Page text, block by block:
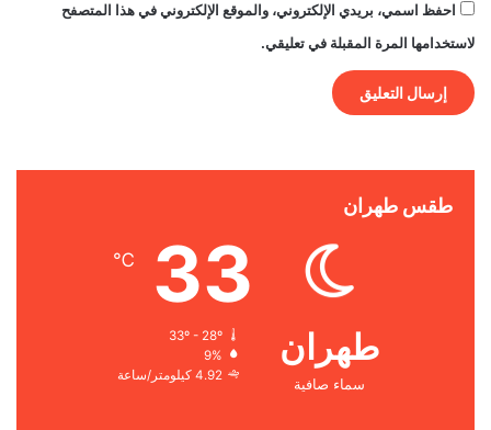
احفظ اسمي، بريدي الإلكتروني، والموقع الإلكتروني في هذا المتصفح
لاستخدامها المرة المقبلة في تعليقي.
طقس طهران
طهران
سماء صافية
33
℃
33º - 28º
9%
4.92 كيلومتر/ساعة